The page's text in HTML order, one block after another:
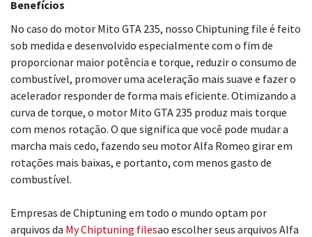
Benefícios
No caso do motor Mito GTA 235, nosso Chiptuning file é feito
sob medida e desenvolvido especialmente com o fim de
proporcionar maior potência e torque, reduzir o consumo de
combustível, promover uma aceleração mais suave e fazer o
acelerador responder de forma mais eficiente. Otimizando a
curva de torque, o motor Mito GTA 235 produz mais torque
com menos rotação. O que significa que você pode mudar a
marcha mais cedo, fazendo seu motor Alfa Romeo girar em
rotações mais baixas, e portanto, com menos gasto de
combustível.
Empresas de Chiptuning em todo o mundo optam por
arquivos da My Chiptuning filesao escolher seus arquivos Alfa